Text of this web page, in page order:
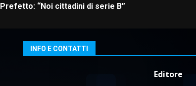
Prefetto: “Noi cittadini di serie B”
INFO E CONTATTI
Editore